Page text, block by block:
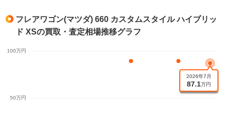
フレアワゴン(マツダ) 660 カスタムスタイル ハイブリッ
ド XSの買取・査定相場推移グラフ